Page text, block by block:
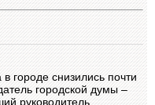
городе снизились почти
городской думы –
руководитель